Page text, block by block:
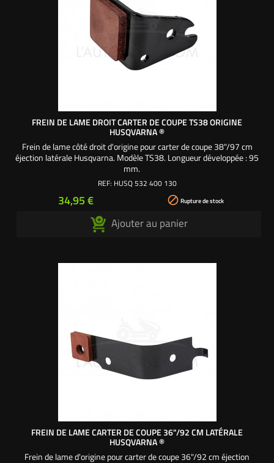
FREIN DE LAME DROIT CARTER DE COUPE TS38 ORIGINE
HUSQVARNA ®
Frein de lame côté droit d'origine pour carter de coupe 38"/97 cm
éjection latérale Husqvarna. Modèle TS38. Longueur développée : 95
mm.
REF: HUSQ 532 400 130
Prix
34,95 €  Rupture de stock
Ajouter au panier
FREIN DE LAME CARTER DE COUPE 36"/92 CM LATÉRALE
HUSQVARNA ®
Frein de lame d'origine pour carter de coupe 36"/92 cm éjection